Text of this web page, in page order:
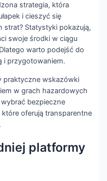
strategia, która
i cieszyć się
Statystyki pokazują,
swoje środki w ciągu
warto podejść do
i przygotowaniem.
praktyczne wskazówki
w grach hazardowych
bezpieczne
które oferują transparentne
platformy